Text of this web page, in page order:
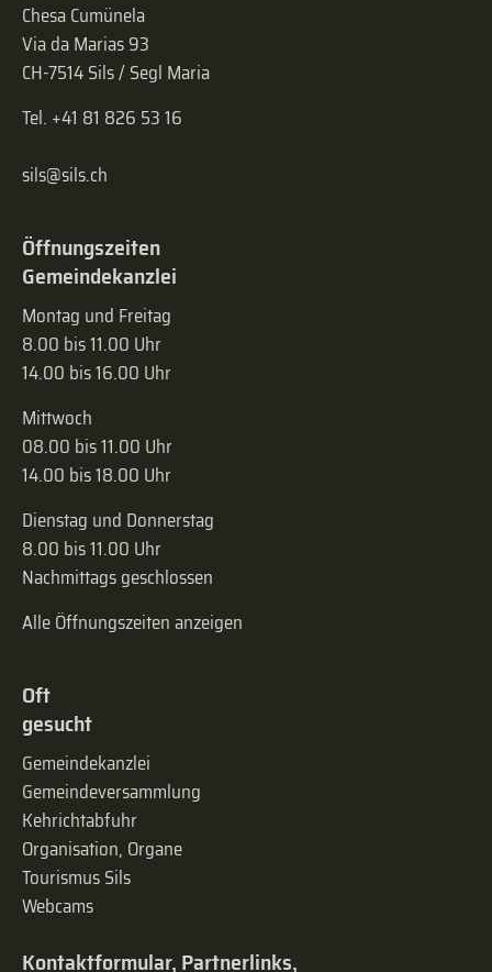
Chesa Cumünela
Via da Marias 93
CH-7514 Sils / Segl Maria
Tel. +41 81 826 53 16
sils@sils.ch
Öffnungszeiten
Gemeindekanzlei
Montag und Freitag
8.00 bis 11.00 Uhr
14.00 bis 16.00 Uhr
Mittwoch
08.00 bis 11.00 Uhr
14.00 bis 18.00 Uhr
Dienstag und Donnerstag
8.00 bis 11.00 Uhr
Nachmittags geschlossen
Alle Öffnungszeiten anzeigen
Oft
gesucht
Gemeindekanzlei
Gemeinde­versammlung
Kehrichtabfuhr
Organisation, Organe
Tourismus Sils
Webcams
Kontaktformular, Partnerlinks,